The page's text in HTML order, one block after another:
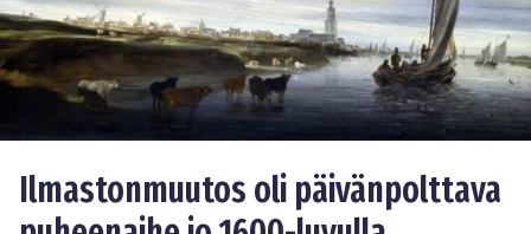
Ilmastonmuutos oli päivänpolttava